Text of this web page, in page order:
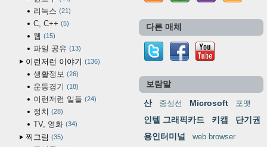
리눅스 21
C, C++ 5
웹 15
파일 공유 13
이런저런 이야기 136
생활정보 26
운동경기 18
이런저런 일들 24
정치 28
TV, 영화 34
찍그림 35
다른 매체
보람말
산 중성선 Microsoft 포맷
인텔 그래픽카드 키캡
단기권
용인터미널
web browser